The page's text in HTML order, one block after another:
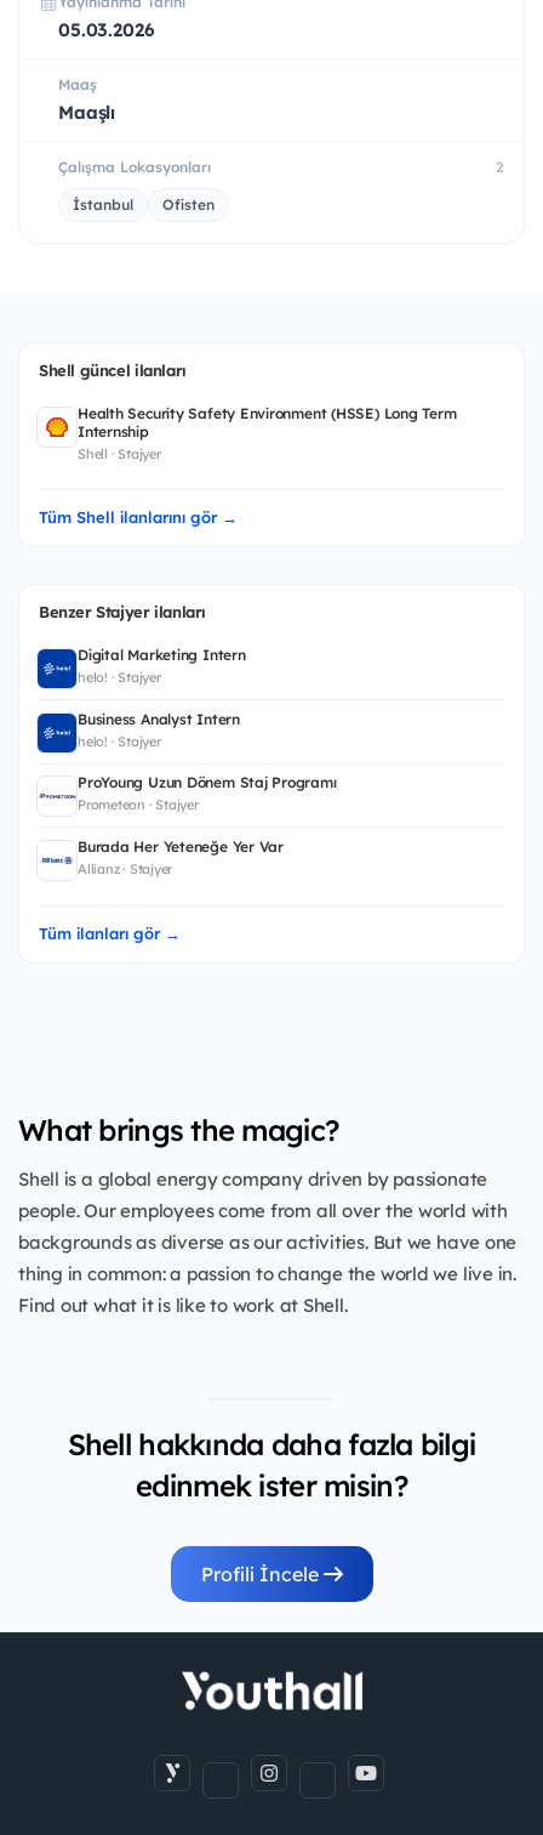
05.03.2026
Maaş
Maaşlı
Çalışma Lokasyonları 2
İstanbul Ofisten
Shell güncel ilanları
Health Security Safety Environment (HSSE) Long Term
Internship
Shell · Stajyer
Tüm Shell ilanlarını gör →
Benzer Stajyer ilanları
Digital Marketing Intern
helo! · Stajyer
Business Analyst Intern
helo! · Stajyer
ProYoung Uzun Dönem Staj Programı
Prometeon · Stajyer
Burada Her Yeteneğe Yer Var
Allianz · Stajyer
Tüm ilanları gör →
What brings the magic?
Shell is a global energy company driven by passionate
people. Our employees come from all over the world with
backgrounds as diverse as our activities. But we have one
thing in common: a passion to change the world we live in.
Find out what it is like to work at Shell.
Shell hakkında daha fazla bilgi
edinmek ister misin?
Profili İncele